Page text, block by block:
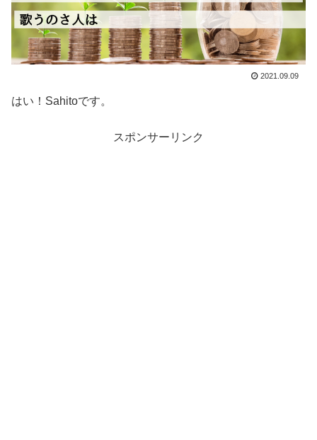
2021.09.09
はい！Sahitoです。
スポンサーリンク